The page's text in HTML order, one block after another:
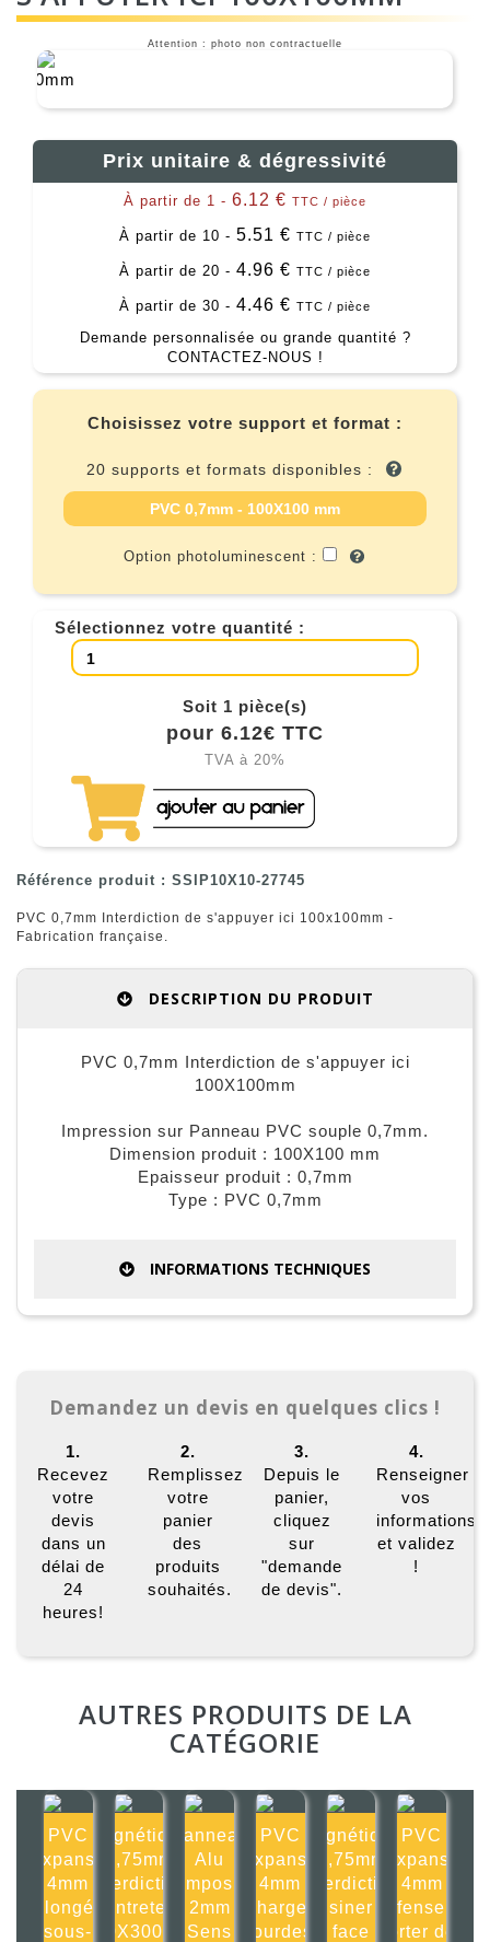
Attention : photo non contractuelle
Prix unitaire & dégressivité
À partir de 1 - 6.12 € TTC / pièce
À partir de 10 - 5.51 € TTC / pièce
À partir de 20 - 4.96 € TTC / pièce
À partir de 30 - 4.46 € TTC / pièce
Demande personnalisée ou grande quantité ?
CONTACTEZ-NOUS !
Choisissez votre support et format :
20 supports et formats disponibles :
PVC 0,7mm - 100X100 mm
Option photoluminescent :
Sélectionnez votre quantité :
Soit 1 pièce(s)
pour 6.12€ TTC
TVA à 20%
Référence produit : SSIP10X10-27745
PVC 0,7mm Interdiction de s'appuyer ici 100x100mm -
Fabrication française.
DESCRIPTION DU PRODUIT
PVC 0,7mm Interdiction de s'appuyer ici
100X100mm
Impression sur Panneau PVC souple 0,7mm.
Dimension produit : 100X100 mm
Epaisseur produit : 0,7mm
Type : PVC 0,7mm
INFORMATIONS TECHNIQUES
Demandez un devis en quelques clics !
1.
Recevez
votre
devis
dans un
délai de
24
heures!
2.
Remplissez
votre
panier
des
produits
souhaités.
3.
Depuis le
panier,
cliquez
sur
"demande
de devis".
4.
Renseigner
vos
informations
et validez
!
AUTRES PRODUITS DE LA
CATÉGORIE
PVC
Expansé
4mm
Plongée
sous-
Magnétique
0,75mm
Interdiction
d'entretenir
300X300mm
Panneau
Alu
composite
2mm
Sens
PVC
Expansé
4mm
Charges
lourdes
Magnétique
0,75mm
Interdiction
d'usiner de
face
PVC
Expansé
4mm
Défense de
porter des